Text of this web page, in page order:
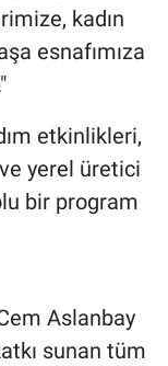
kadın
esnafımıza
etkinlikleri,
yerel üretici
bir program
Aslanbay
sunan tüm